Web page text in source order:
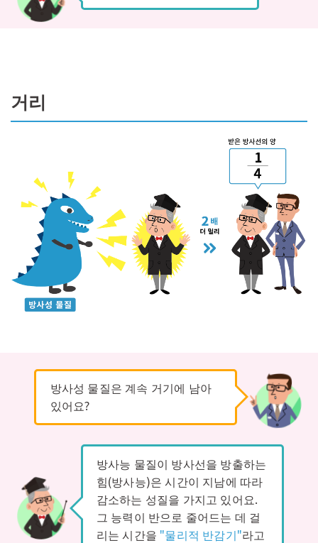
거리
방사성 물질은 계속 거기에 남아
있어요?
방사능 물질이 방사선을 방출하는
힘(방사능)은 시간이 지남에 따라
감소하는 성질을 가지고 있어요.
그 능력이 반으로 줄어드는 데 걸
리는 시간을 "물리적 반감기"라고